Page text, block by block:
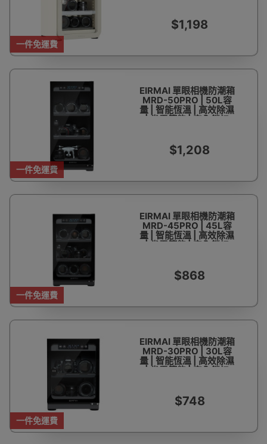
一件免運費
$1,198
一件免運費
EIRMAI 單眼相機防潮箱
MRD-50PRO | 50L容
量 | 智能恆溫 | 高效除濕
| 省電節能 | 安全鎖扣
$1,208
一件免運費
EIRMAI 單眼相機防潮箱
MRD-45PRO | 45L容
量 | 智能恆溫 | 高效除濕
| 省電節能 | 安全鎖扣
$868
一件免運費
EIRMAI 單眼相機防潮箱
MRD-30PRO | 30L容
量 | 智能恆溫 | 高效除濕
| 省電節能 | 安全鎖扣
$748